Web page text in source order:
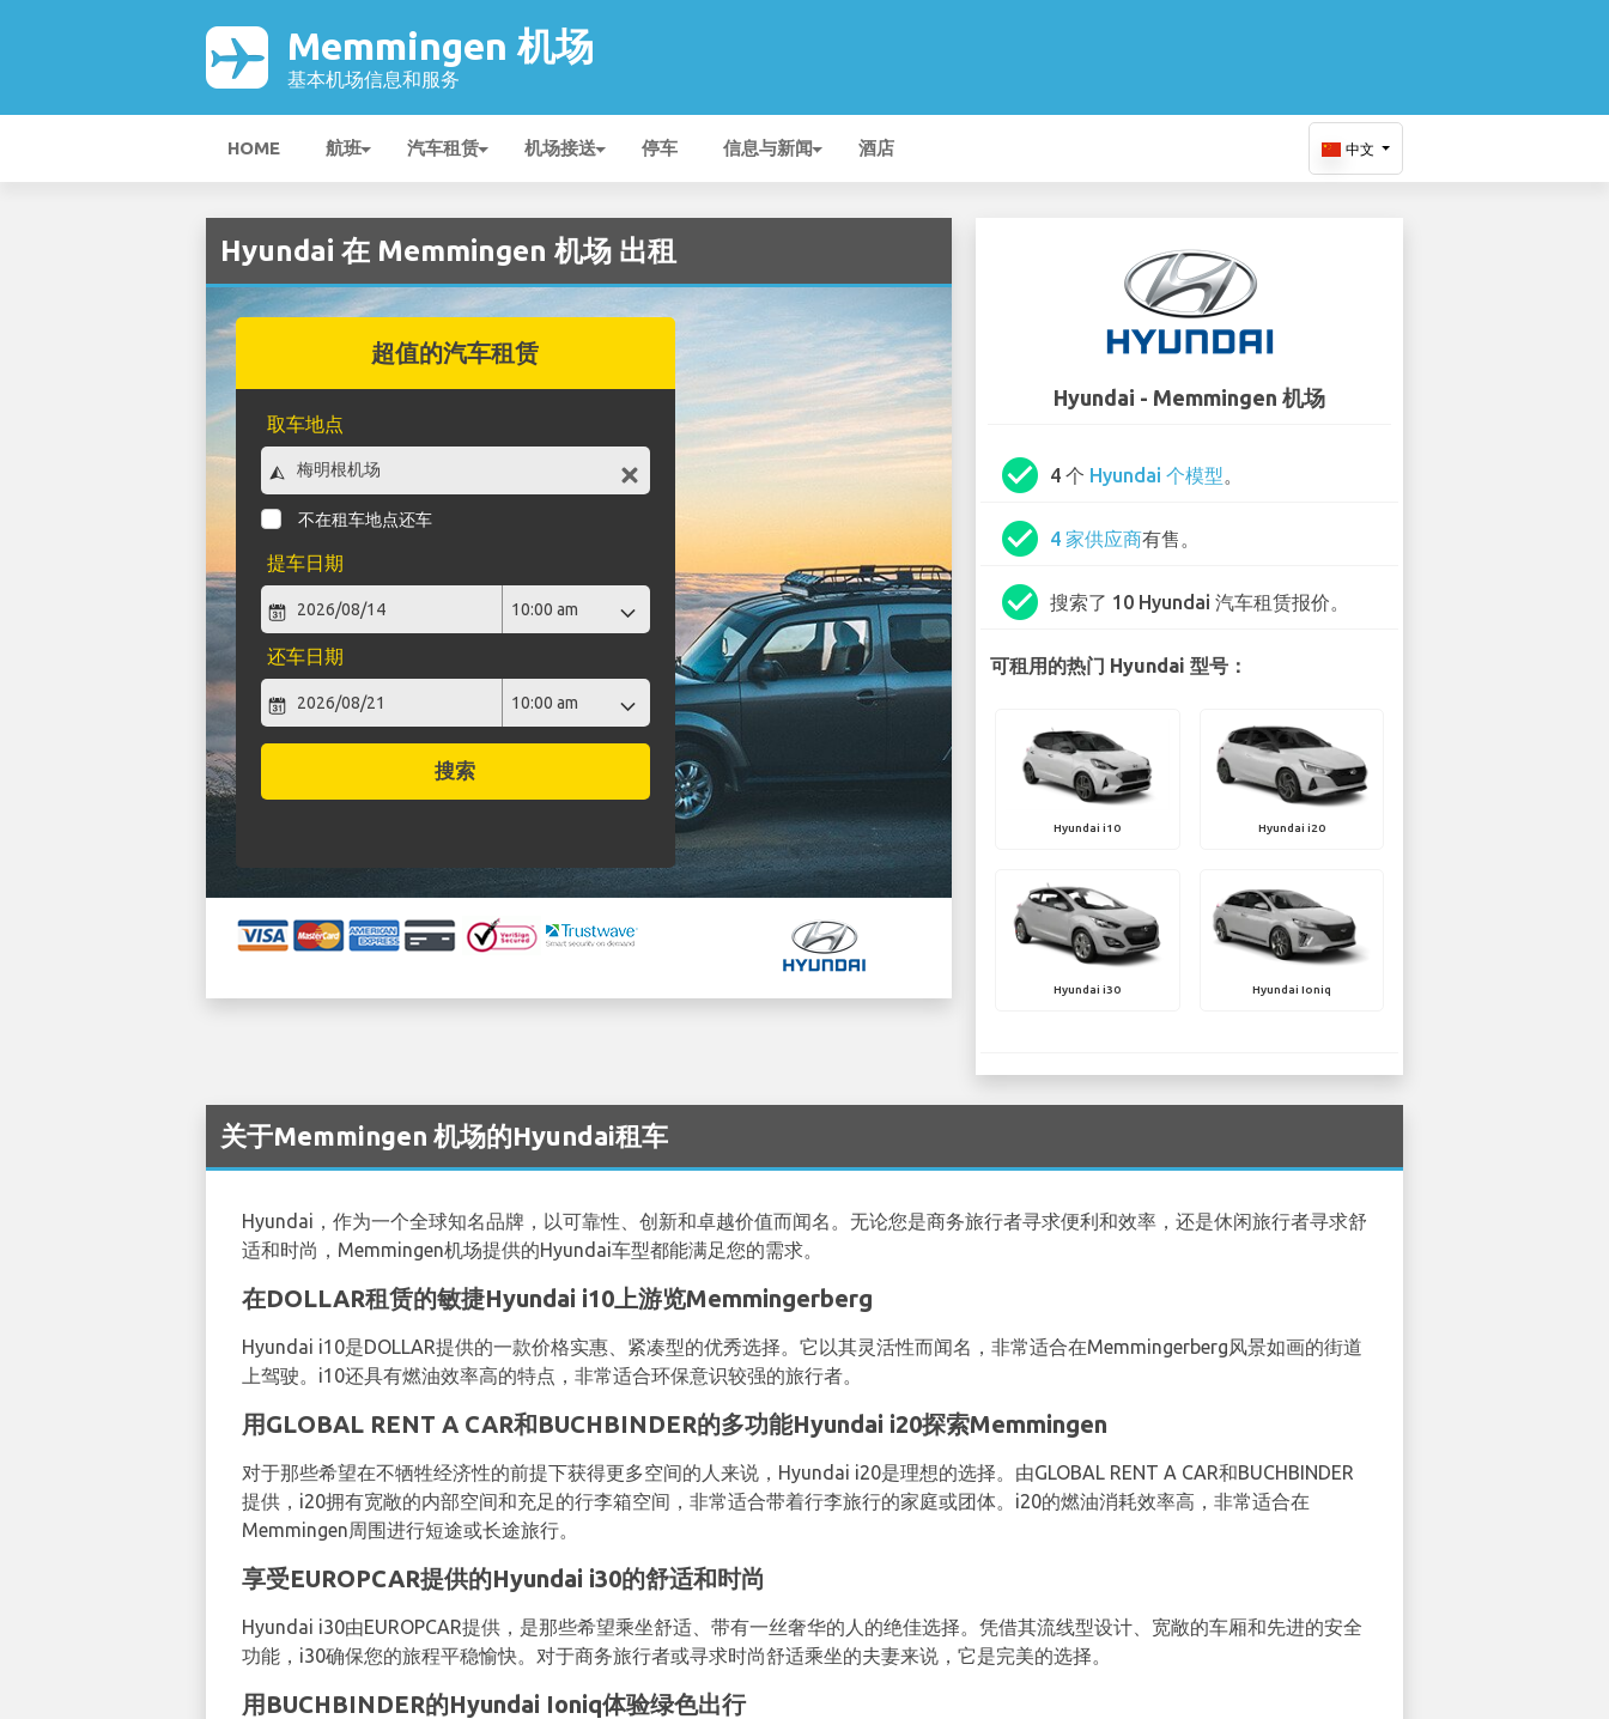
Memmingen 机场
基本机场信息和服务
HOME 航班 汽车租赁 机场接送 停车 信息与新闻 酒店 中文
Hyundai 在 Memmingen 机场 出租
超值的汽车租赁
取车地点
不在租车地点还车
提车日期
还车日期
搜索
Hyundai - Memmingen 机场
check_circle 4 个 Hyundai 个模型。
check_circle 4 家供应商有售。
check_circle 搜索了 10 Hyundai 汽车租赁报价。
可租用的热门 Hyundai 型号：
Hyundai i10 Hyundai i20
Hyundai i30 Hyundai Ioniq
关于Memmingen 机场的Hyundai租车
Hyundai，作为一个全球知名品牌，以可靠性、创新和卓越价值而闻名。无论您是商务旅行者寻求便利和效率，还是休闲旅行者寻求舒
适和时尚，Memmingen机场提供的Hyundai车型都能满足您的需求。
在DOLLAR租赁的敏捷Hyundai i10上游览Memmingerberg
Hyundai i10是DOLLAR提供的一款价格实惠、紧凑型的优秀选择。它以其灵活性而闻名，非常适合在Memmingerberg风景如画的街道
上驾驶。i10还具有燃油效率高的特点，非常适合环保意识较强的旅行者。
用GLOBAL RENT A CAR和BUCHBINDER的多功能Hyundai i20探索Memmingen
对于那些希望在不牺牲经济性的前提下获得更多空间的人来说，Hyundai i20是理想的选择。由GLOBAL RENT A CAR和BUCHBINDER
提供，i20拥有宽敞的内部空间和充足的行李箱空间，非常适合带着行李旅行的家庭或团体。i20的燃油消耗效率高，非常适合在
Memmingen周围进行短途或长途旅行。
享受EUROPCAR提供的Hyundai i30的舒适和时尚
Hyundai i30由EUROPCAR提供，是那些希望乘坐舒适、带有一丝奢华的人的绝佳选择。凭借其流线型设计、宽敞的车厢和先进的安全
功能，i30确保您的旅程平稳愉快。对于商务旅行者或寻求时尚舒适乘坐的夫妻来说，它是完美的选择。
用BUCHBINDER的Hyundai Ioniq体验绿色出行